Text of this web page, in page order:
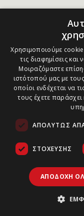
Χρησιμοποιούμε
τις διαφημίσεις
Μοιραζόμαστε
ιστότοπού μας με
οποίοι ενδέχεται να
τους έχετε
ΑΠΟΛΎΤΩΣ
ΣΤΌΧΕΥΣΗΣ
ΑΠΟΔΟΧΉ